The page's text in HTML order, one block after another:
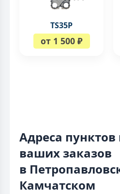
TS35P
от 1 500 ₽
Адреса
ваших заказов
в
Камчатском